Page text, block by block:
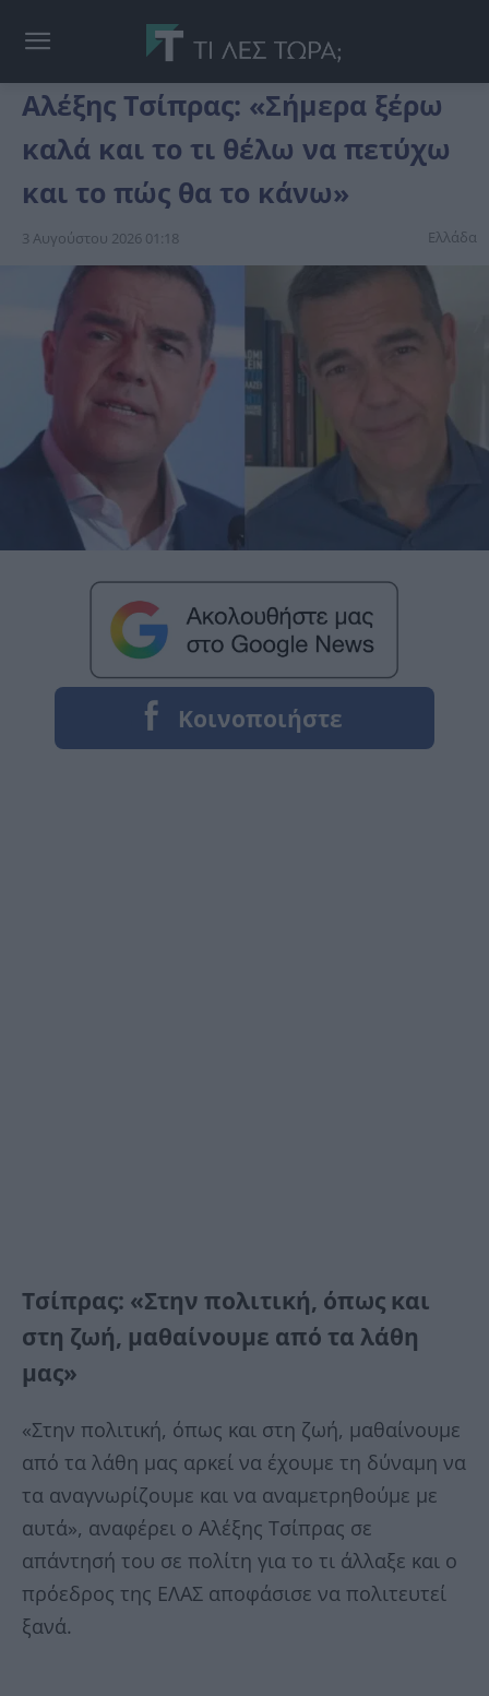
Αλέξης Τσίπρας: «Σήμερα ξέρω
καλά και το τι θέλω να πετύχω
και το πώς θα το κάνω»
3 Αυγούστου 2026 01:18 Ελλάδα
Τσίπρας: «Στην πολιτική, όπως και
στη ζωή, μαθαίνουμε από τα λάθη
μας»
«Στην πολιτική, όπως και στη ζωή, μαθαίνουμε
από τα λάθη μας αρκεί να έχουμε τη δύναμη να
τα αναγνωρίζουμε και να αναμετρηθούμε με
αυτά», αναφέρει ο Αλέξης Τσίπρας σε
απάντησή του σε πολίτη για το τι άλλαξε και ο
πρόεδρος της ΕΛΑΣ αποφάσισε να πολιτευτεί
ξανά.